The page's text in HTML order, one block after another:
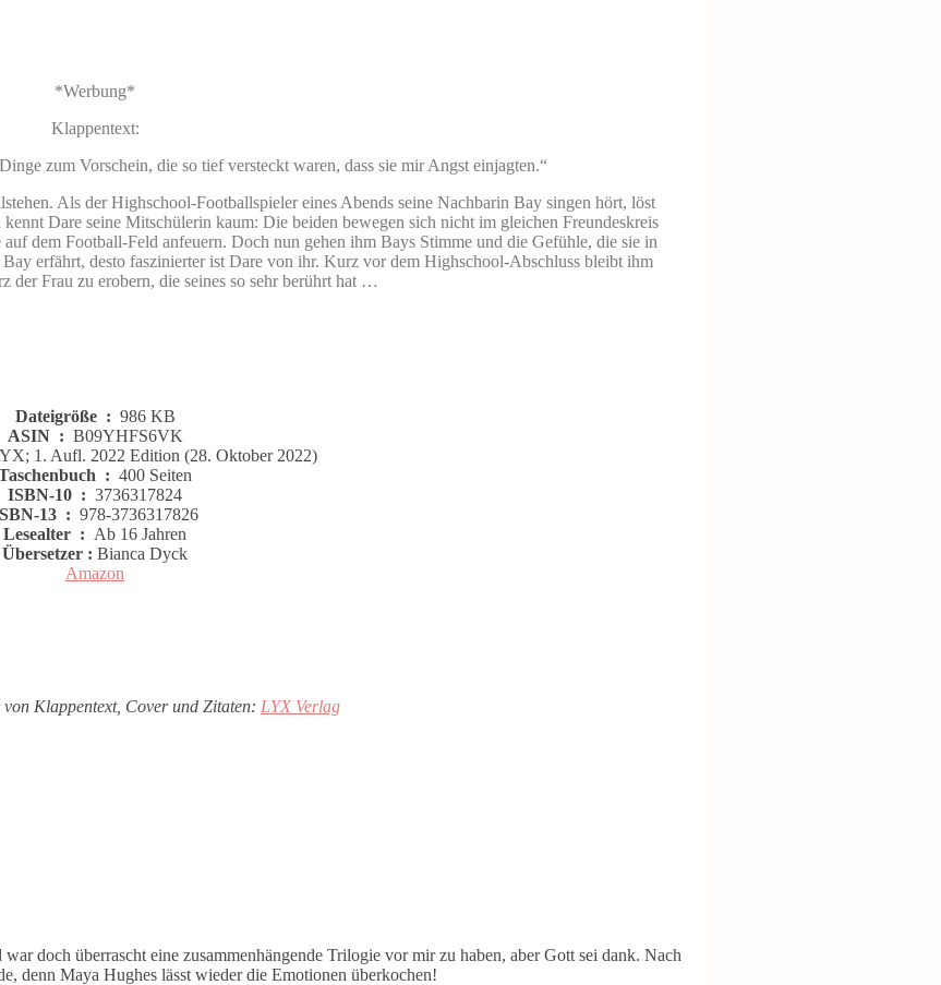
*Werbung*
Klappentext:
zum Vorschein, die so tief versteckt waren, dass sie mir Angst einjagten.“
Als der Highschool-Footballspieler eines Abends seine Nachbarin Bay singen hört, löst
Dare seine Mitschülerin kaum: Die beiden bewegen sich nicht im gleichen Freundeskreis
dem Football-Feld anfeuern. Doch nun gehen ihm Bays Stimme und die Gefühle, die sie in
erfährt, desto faszinierter ist Dare von ihr. Kurz vor dem Highschool-Abschluss bleibt ihm
der Frau zu erobern, die seines so sehr berührt hat …
Dateigröße ‏ : ‎ 986 KB
ASIN ‏ : ‎ B09YHFS6VK
1. Aufl. 2022 Edition (28. Oktober 2022)
Taschenbuch ‏ : ‎ 400 Seiten
ISBN-10 ‏ : ‎ 3736317824
ISBN-13 ‏ : ‎ 978-3736317826
Lesealter ‏ : ‎ Ab 16 Jahren
Übersetzer : Bianca Dyck
Amazon
von Klappentext, Cover und Zitaten: LYX Verlag
doch überrascht eine zusammenhängende Trilogie vor mir zu haben, aber Gott sei dank. Nach
denn Maya Hughes lässt wieder die Emotionen überkochen!